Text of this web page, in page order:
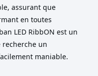
assurant que
en toutes
LED RibbON est un
un
maniable.